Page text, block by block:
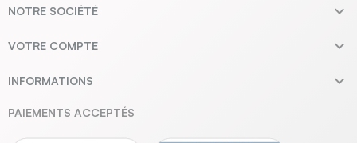
NOTRE SOCIÉTÉ 
VOTRE COMPTE 
INFORMATIONS 
PAIEMENTS ACCEPTÉS